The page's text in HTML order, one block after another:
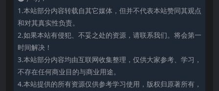
1.本站部分内容转载自其它媒体，但并不代表本站赞同其观点
和对其真实性负责。
2.如果本站有侵犯、不妥之处的资源，请联系我们。将会第一
时间解决！
3.本站部分内容均由互联网收集整理，仅供大家参考、学习，
不存在任何商业目的与商业用途。
4.本站提供的所有资源仅供参考学习使用，版权归原著所有，